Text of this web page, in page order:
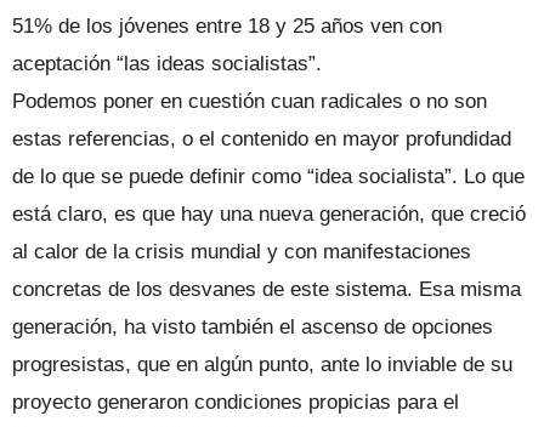
51% de los jóvenes entre 18 y 25 años ven con
aceptación “las ideas socialistas”.
Podemos poner en cuestión cuan radicales o no son
estas referencias, o el contenido en mayor profundidad
de lo que se puede definir como “idea socialista”. Lo que
está claro, es que hay una nueva generación, que creció
al calor de la crisis mundial y con manifestaciones
concretas de los desvanes de este sistema. Esa misma
generación, ha visto también el ascenso de opciones
progresistas, que en algún punto, ante lo inviable de su
proyecto generaron condiciones propicias para el